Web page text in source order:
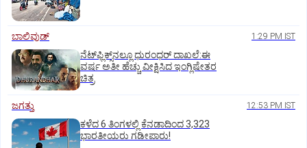
ಬಾಲಿವುಡ್‌ 1:29 PM IST
ನೆಟ್‌ಫ್ಲಿಕ್ಸ್‌ನಲ್ಲೂ ಧುರಂಧರ್‌ ದಾಖಲೆ:ಈ
ವರ್ಷ ಅತೀ ಹೆಚ್ಚು ವೀಕ್ಷಿಸಿದ ಇಂಗ್ಲಿಷೇತರ
ಚಿತ್ರ
ಜಗತ್ತು 12:53 PM IST
ಕಳೆದ 6 ತಿಂಗಳಲ್ಲಿ ಕೆನಡಾದಿಂದ 3,323
ಭಾರತೀಯರು ಗಡೀಪಾರು!